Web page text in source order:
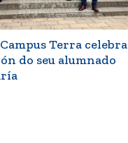
Campus Terra celebra
do seu alumnado